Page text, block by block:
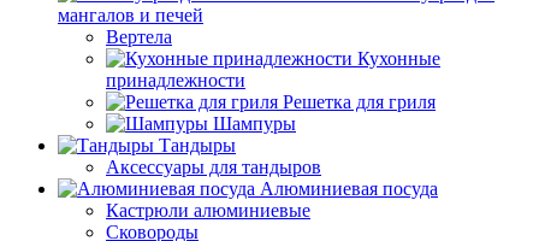
мангалов и печей
Вертела
Кухонные
принадлежности
Решетка для гриля
Шампуры
Тандыры
Аксессуары для тандыров
Алюминиевая посуда
Кастрюли алюминиевые
Сковороды